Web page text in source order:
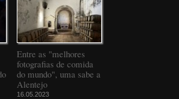
Entre as "melhores
fotografias de comida
do mundo", uma sabe a
Alentejo
16.05.2023